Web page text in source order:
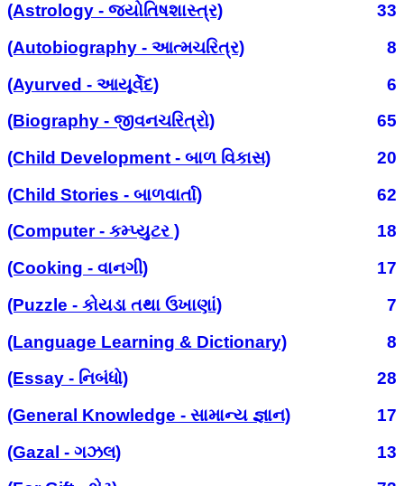
(Astrology - જ્યોતિષશાસ્ત્ર)
33
(Autobiography - આત્મચરિત્ર)
8
(Ayurved - આયૂર્વેદ)
6
(Biography - જીવનચરિત્રો)
65
(Child Development - બાળ વિકાસ)
20
(Child Stories - બાળવાર્તા)
62
(Computer - કમ્પ્યુટર )
18
(Cooking - વાનગી)
17
(Puzzle - કોયડા તથા ઉખાણાં)
7
(Language Learning & Dictionary)
8
(Essay - નિબંધો)
28
(General Knowledge - સામાન્ય જ્ઞાન)
17
(Gazal - ગઝલ)
13